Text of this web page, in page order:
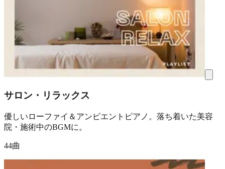
サロン・リラックス
優しいローファイ＆アンビエントピアノ。落ち着いた美容
院・施術中のBGMに。
44曲